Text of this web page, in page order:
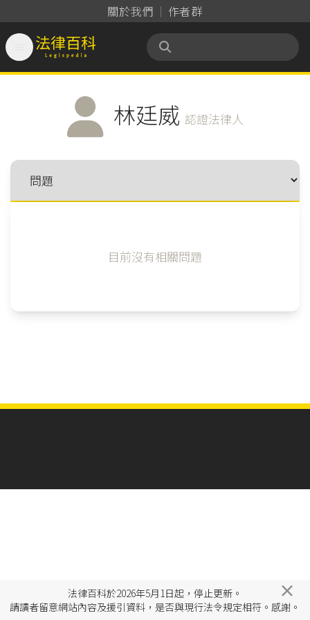
關於我們 作者群
法律百科 Legispedia
林廷威 認證法律人
目前沒有相關問題
法律百科於2026年5月1日起，停止更新。
請讀者留意網站內容及援引資料，是否與現行法令規定相符。感謝。
×